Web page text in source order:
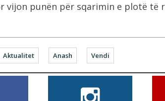
vijon punën për sqarimin e plotë të
Aktualitet Anash Vendi